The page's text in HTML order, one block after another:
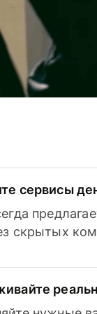
сервисы
скрытых